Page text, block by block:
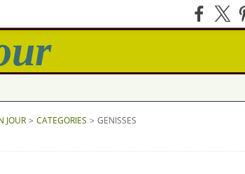
JOUR > CATEGORIES > GENISSES